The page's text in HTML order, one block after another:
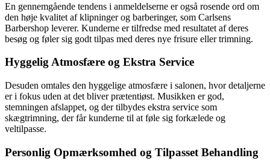
En gennemgående tendens i anmeldelserne er også rosende ord om
den høje kvalitet af klipninger og barberinger, som Carlsens
Barbershop leverer. Kunderne er tilfredse med resultatet af deres
besøg og føler sig godt tilpas med deres nye frisure eller trimning.
Hyggelig Atmosfære og Ekstra Service
Desuden omtales den hyggelige atmosfære i salonen, hvor detaljerne
er i fokus uden at det bliver prætentiøst. Musikken er god,
stemningen afslappet, og der tilbydes ekstra service som
skægtrimning, der får kunderne til at føle sig forkælede og
veltilpasse.
Personlig Opmærksomhed og Tilpasset Behandling